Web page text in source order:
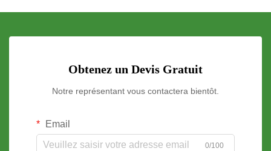
Obtenez un Devis Gratuit
Notre représentant vous contactera bientôt.
Email
0/100